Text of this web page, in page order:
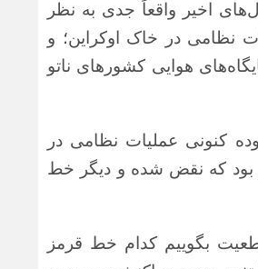
اخیر واقعاً جدی به نظر
نظامی در خاک اوکراین؛ و
هوایی کشورهای ناتو
کنونی عملیات نظامی در
بود که نقض شده و دیگر خط
بگوییم کدام خط قرمز